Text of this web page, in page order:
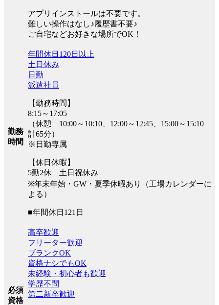
アプリインストールは不要です。
難しい操作はなし♪履歴書不要♪
ご自宅などお好きな場所でOK！
勤務
時間
年間休日120日以上
土日休み
日勤
派遣社員
【勤務時間】
8:15～17:05
（休憩 10:00～10:10、12:00～12:45、15:00～15:10
計65分）
※日勤専属
【休日休暇】
5勤2休 土日祝休み
※年末年始・GW・夏季休暇あり（工場カレンダーに
よる）
■年間休日121日
必須
資格
高卒歓迎
フリーター歓迎
ブランクOK
資格ナシでもOK
未経験・初心者も歓迎
学歴不問
第二新卒歓迎